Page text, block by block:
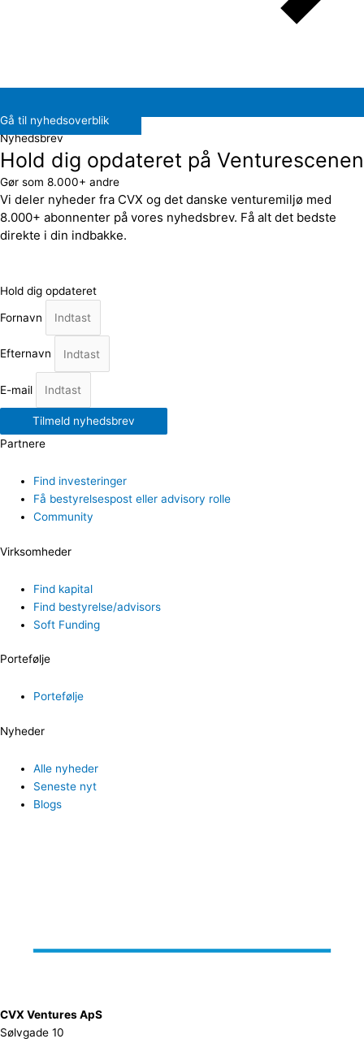
Gå til nyhedsoverblik
Nyhedsbrev
Hold dig opdateret på Venturescenen
Gør som 8.000+ andre
Vi deler nyheder fra CVX og det danske venturemiljø med
8.000+ abonnenter på vores nyhedsbrev. Få alt det bedste
direkte i din indbakke.
Hold dig opdateret
Fornavn
Efternavn
E-mail
Tilmeld nyhedsbrev
Partnere
Find investeringer
Få bestyrelsespost eller advisory rolle
Community
Virksomheder
Find kapital
Find bestyrelse/advisors
Soft Funding
Portefølje
Portefølje
Nyheder
Alle nyheder
Seneste nyt
Blogs
CVX Ventures ApS
Sølvgade 10